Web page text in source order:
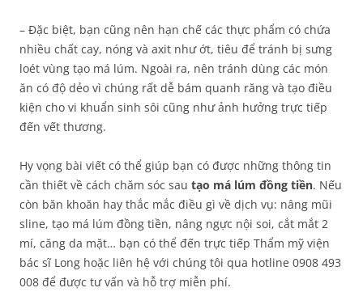
– Đặc biệt, bạn cũng nên hạn chế các thực phẩm có chứa
nhiều chất cay, nóng và axit như ớt, tiêu để tránh bị sưng
loét vùng tạo má lúm. Ngoài ra, nên tránh dùng các món
ăn có độ dẻo vì chúng rất dễ bám quanh răng và tạo điều
kiện cho vi khuẩn sinh sôi cũng như ảnh hưởng trực tiếp
đến vết thương.
Hy vọng bài viết có thể giúp bạn có được những thông tin
cần thiết về cách chăm sóc sau tạo má lúm đồng tiền. Nếu
còn băn khoăn hay thắc mắc điều gì về dịch vụ: nâng mũi
sline, tạo má lúm đồng tiền, nâng ngực nội soi, cắt mắt 2
mí, căng da mặt… bạn có thể đến trực tiếp Thẩm mỹ viện
bác sĩ Long hoặc liên hệ với chúng tôi qua hotline 0908 493
008 để được tư vấn và hỗ trợ miễn phí.